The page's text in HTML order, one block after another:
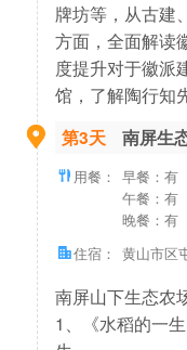
牌坊等，从古建
方面，全面解读
度提升对于徽派
馆，了解陶行知
第3天 南屏生
用餐： 早餐：有
午餐：有
晚餐：有
住宿： 黄山市区
南屏山下生态农
1、《水稻的一